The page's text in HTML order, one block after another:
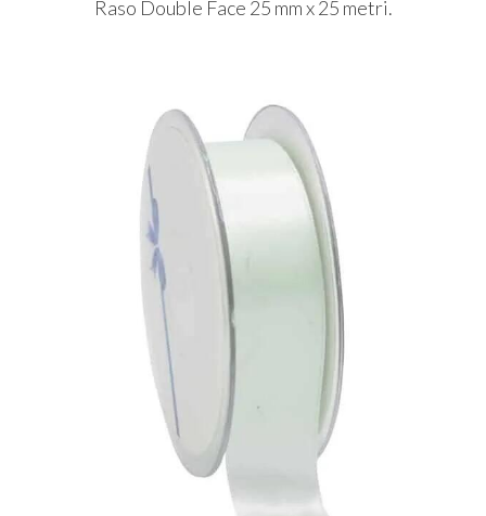
Raso Double Face 25 mm x 25 metri.